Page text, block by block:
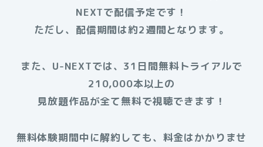
NEXTで配信予定です！
ただし、配信期間は約2週間となります。
また、U-NEXTでは、31日間無料トライアルで
210,000本以上の
見放題作品が全て無料で視聴できます！
無料体験期間中に解約しても、料金はかかりませ